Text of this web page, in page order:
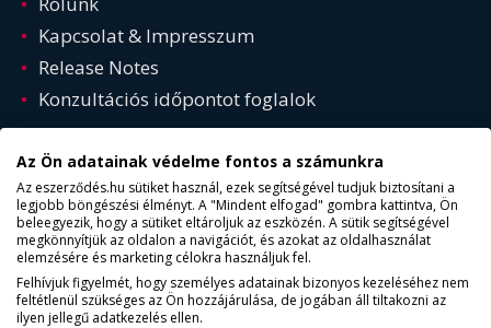
Kapcsolat & Impresszum
Release Notes
Konzultációs időpontot foglalok
© Copyright 2015 - 2025. ESZERZODES.HU | Minden jog
Az Ön adatainak védelme fontos a számunkra
Az eszerződés.hu sütiket használ, ezek segítségével tudjuk biztosítani a
legjobb böngészési élményt. A "Mindent elfogad" gombra kattintva, Ön
beleegyezik, hogy a sütiket eltároljuk az eszközén. A sütik segítségével
megkönnyítjük az oldalon a navigációt, és azokat az oldalhasználat
elemzésére és marketing célokra használjuk fel.
Felhívjuk figyelmét, hogy személyes adatainak bizonyos kezeléséhez nem
feltétlenül szükséges az Ön hozzájárulása, de jogában áll tiltakozni az
ilyen jellegű adatkezelés ellen.